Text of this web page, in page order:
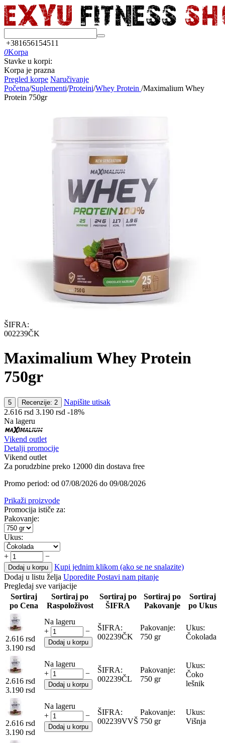
+381656154511
0Korpa
Stavke u korpi:
Korpa je prazna
Pregled korpe Naručivanje
Početna/Suplementi/Proteini/Whey Protein /Maximalium Whey
Protein 750gr
ŠIFRA:
002239ČK
Maximalium Whey Protein
750gr
5 Recenzije: 2
Napišite utisak
2.616 rsd 3.190 rsd -18%
Na lageru
Vikend outlet
Detalji promocije
Vikend outlet
Za porudzbine preko 12000 din dostava free
Promo period: od 07/08/2026 do 09/08/2026
Prikaži proizvode
Promocija ističe za:
Pakovanje:
Ukus:
+ −
Dodaj u korpu
Kupi jednim klikom (ako se ne snalazite)
Dodaj u listu želja Uporedite Postavi nam pitanje
Pregledaj sve varijacije
Sortiraj
po Cena
Sortiraj po
Raspoloživost
Sortiraj po
ŠIFRA
Sortiraj po
Pakovanje
Sortiraj
po Ukus
2.616 rsd
3.190 rsd
Na lageru
+
−
Dodaj u korpu
ŠIFRA:
002239ČK
Pakovanje:
750 gr
Ukus:
Čokolada
2.616 rsd
3.190 rsd
Na lageru
+
−
Dodaj u korpu
ŠIFRA:
002239ČL
Pakovanje:
750 gr
Ukus:
Čoko
lešnik
2.616 rsd
3.190 rsd
Na lageru
+
−
Dodaj u korpu
ŠIFRA:
002239VVŠ
Pakovanje:
750 gr
Ukus:
Višnja